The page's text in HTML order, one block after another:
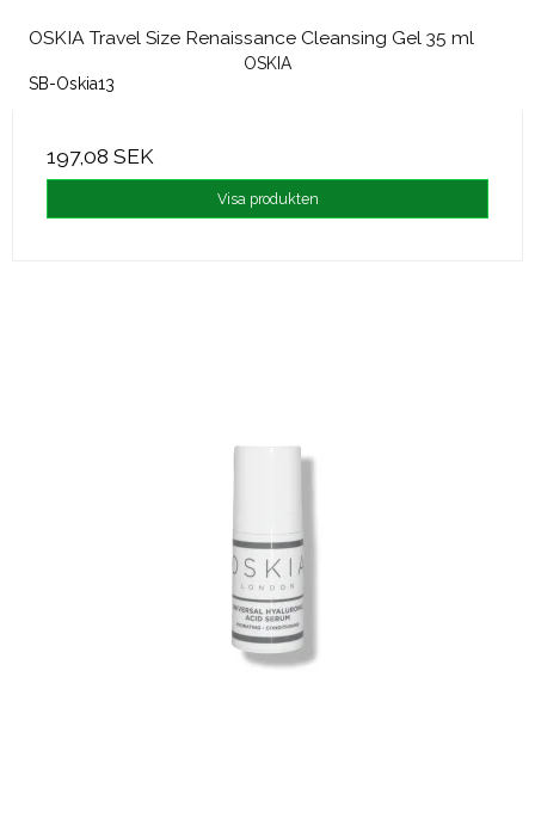
OSKIA Travel Size Renaissance Cleansing Gel 35 ml
OSKIA
SB-Oskia13
197,08 SEK
Visa produkten